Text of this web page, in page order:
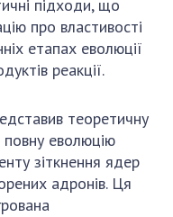
підходи, що
про властивості
етапах еволюції
реакції.
теоретичну
еволюцію
зіткнення ядер
адронів. Ця